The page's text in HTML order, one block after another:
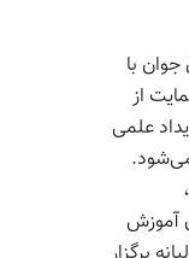
با
از
علمی
آموزش